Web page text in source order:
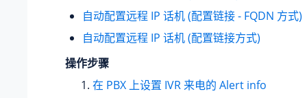
自动配置远程 IP 话机 (配置链接 - FQDN 方式)
自动配置远程 IP 话机 (配置链接方式)
操作步骤
在 PBX 上设置 IVR 来电的 Alert info